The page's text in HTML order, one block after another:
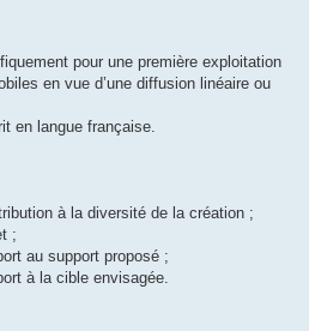
pour une première exploitation
en vue d’une diffusion linéaire ou
en langue française.
à la diversité de la création ;
;
au support proposé ;
à la cible envisagée.